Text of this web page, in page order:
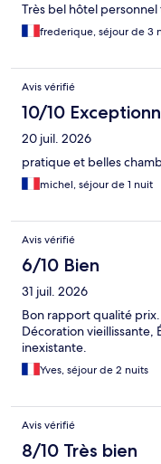
Très bel hôtel
frederique, séjour de 3
Avis vérifié
10/10
20 juil. 2026
pratique et belles
michel, séjour de 1 nuit
Avis vérifié
6/10 Bien
31 juil. 2026
Bon rapport qualité
Décoration
inexistante.
Yves, séjour de 2 nuits
Avis vérifié
8/10 Très bien